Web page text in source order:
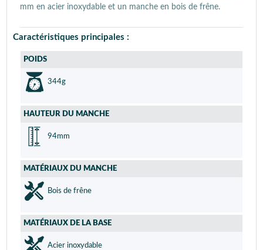
mm en acier inoxydable et un manche en bois de frêne.
Caractéristiques principales :
POIDS
344g
HAUTEUR DU MANCHE
94mm
MATÉRIAUX DU MANCHE
Bois de frêne
MATÉRIAUX DE LA BASE
Acier inoxydable